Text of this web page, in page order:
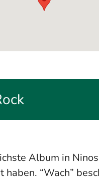
Album in
“Wach”